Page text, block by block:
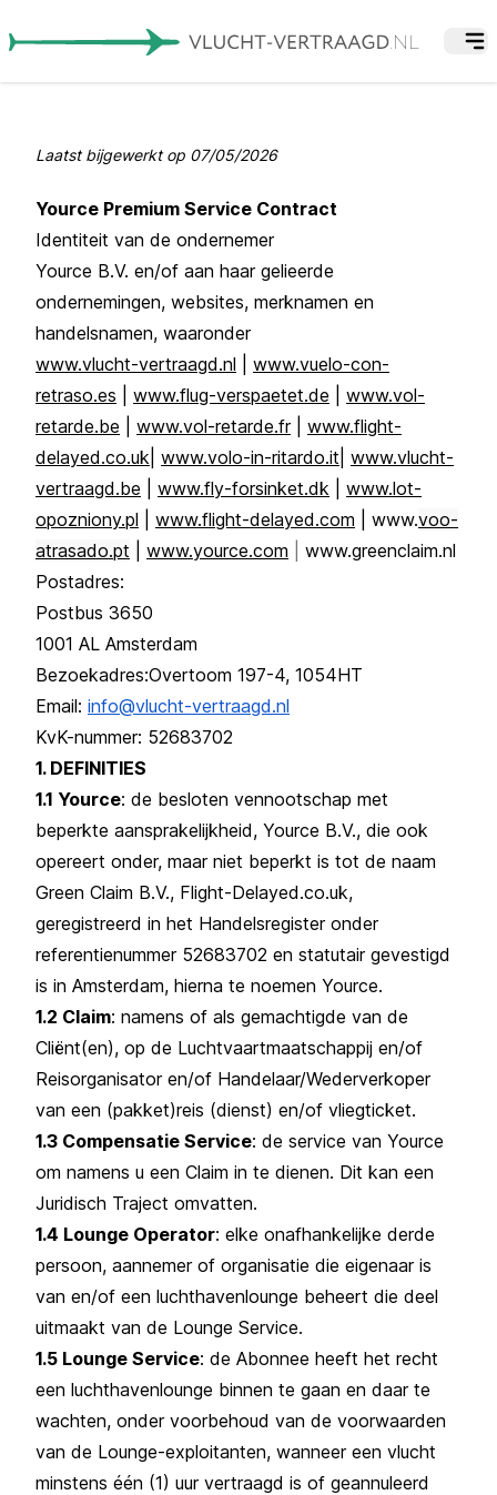
Laatst bijgewerkt op 07/05/2026
Yource Premium Service Contract
Identiteit van de ondernemer
Yource B.V. en/of aan haar gelieerde
ondernemingen, websites, merknamen en
handelsnamen, waaronder
www.vlucht-vertraagd.nl
www.vuelo-con-
retraso.es
www.flug-verspaetet.de
www.vol-
retarde.be
www.vol-retarde.fr
www.flight-
delayed.co.uk www.volo-in-ritardo.it www.vlucht-
vertraagd.be
www.fly-forsinket.dk
www.lot-
opozniony.pl
www.flight-delayed.com | www.voo-
atrasado.pt
www.yource.com
www.greenclaim.nl
Postadres:
Postbus 3650
1001 AL Amsterdam
Bezoekadres:Overtoom 197-4, 1054HT
Email: info@vlucht-vertraagd.nl
KvK-nummer: 52683702
1. DEFINITIES
1.1 Yource: de besloten vennootschap met
beperkte aansprakelijkheid, Yource B.V., die ook
opereert onder, maar niet beperkt is tot de naam
Green Claim B.V., Flight-Delayed.co.uk,
geregistreerd in het Handelsregister onder
referentienummer 52683702 en statutair gevestigd
is in Amsterdam, hierna te noemen Yource.
1.2 Claim: namens of als gemachtigde van de
Cliënt(en), op de Luchtvaartmaatschappij en/of
Reisorganisator en/of Handelaar/Wederverkoper
van een (pakket)reis (dienst) en/of vliegticket.
1.3 Compensatie Service: de service van Yource
om namens u een Claim in te dienen. Dit kan een
Juridisch Traject omvatten.
1.4 Lounge Operator: elke onafhankelijke derde
persoon, aannemer of organisatie die eigenaar is
van en/of een luchthavenlounge beheert die deel
uitmaakt van de Lounge Service.
1.5 Lounge Service: de Abonnee heeft het recht
een luchthavenlounge binnen te gaan en daar te
wachten, onder voorbehoud van de voorwaarden
van de Lounge-exploitanten, wanneer een vlucht
minstens één (1) uur vertraagd is of geannuleerd